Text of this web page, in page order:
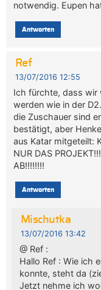
notwendig. Eupen
Antworten
Ref
13/07/2016 12:55
Ich fürchte, dass wir
werden wie in der
die Zuschauer sind
bestätigt, aber
aus Katar mitgeteilt:
NUR DAS
AB!!!!!!!!
Antworten
Mischutka
13/07/2016 13:42
@ Ref :
Hallo Ref : Wie ich
konnte, steht da
Jetzt nehme ich